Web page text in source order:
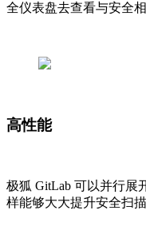
全仪表盘去查看与安全
高性能
极狐 GitLab 可以并行展
样能够大大提升安全扫描